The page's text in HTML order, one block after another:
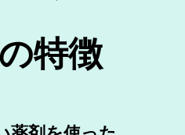
特徴